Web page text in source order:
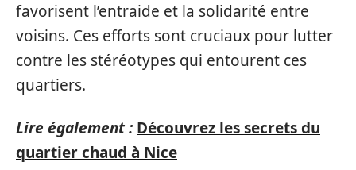
favorisent l’entraide et la solidarité entre
voisins. Ces efforts sont cruciaux pour lutter
contre les stéréotypes qui entourent ces
quartiers.
Lire également : Découvrez les secrets du
quartier chaud à Nice